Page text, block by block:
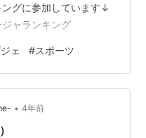
グに参加しています↓
ャランキング
ェ #スポーツ
• 4年前